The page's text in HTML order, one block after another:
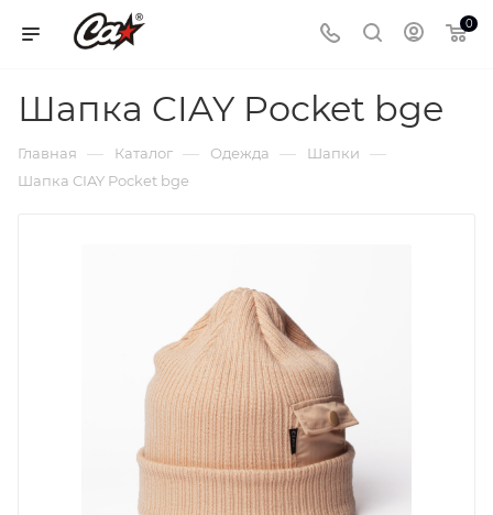
0
Шапка CIAY Pocket bge
Главная — Каталог — Одежда — Шапки —
Шапка CIAY Pocket bge